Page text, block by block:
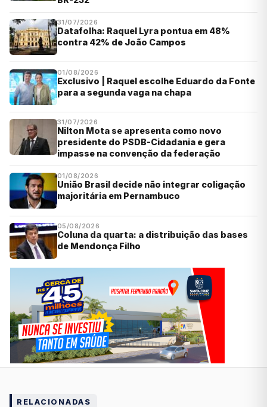
31/07/2026
Datafolha: Raquel Lyra pontua em 48%
contra 42% de João Campos
01/08/2026
Exclusivo | Raquel escolhe Eduardo da Fonte
para a segunda vaga na chapa
31/07/2026
Nilton Mota se apresenta como novo
presidente do PSDB-Cidadania e gera
impasse na convenção da federação
01/08/2026
União Brasil decide não integrar coligação
majoritária em Pernambuco
05/08/2026
Coluna da quarta: a distribuição das bases
de Mendonça Filho
RELACIONADAS